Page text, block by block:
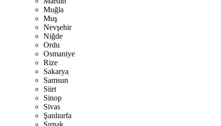
Muğla
Muş
Nevşehir
Niğde
Ordu
Osmaniye
Rize
Sakarya
Samsun
Siirt
Sinop
Sivas
Şanlıurfa
Şırnak